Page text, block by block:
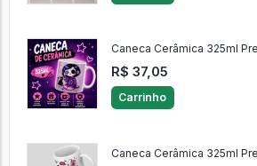
Caneca Cerâmica 325ml
R$ 37,05
Carrinho
Caneca Cerâmica 325ml